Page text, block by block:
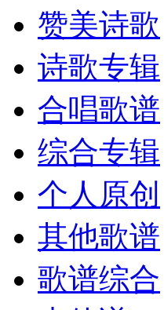
赞美诗歌
诗歌专辑
合唱歌谱
综合专辑
个人原创
其他歌谱
歌谱综合